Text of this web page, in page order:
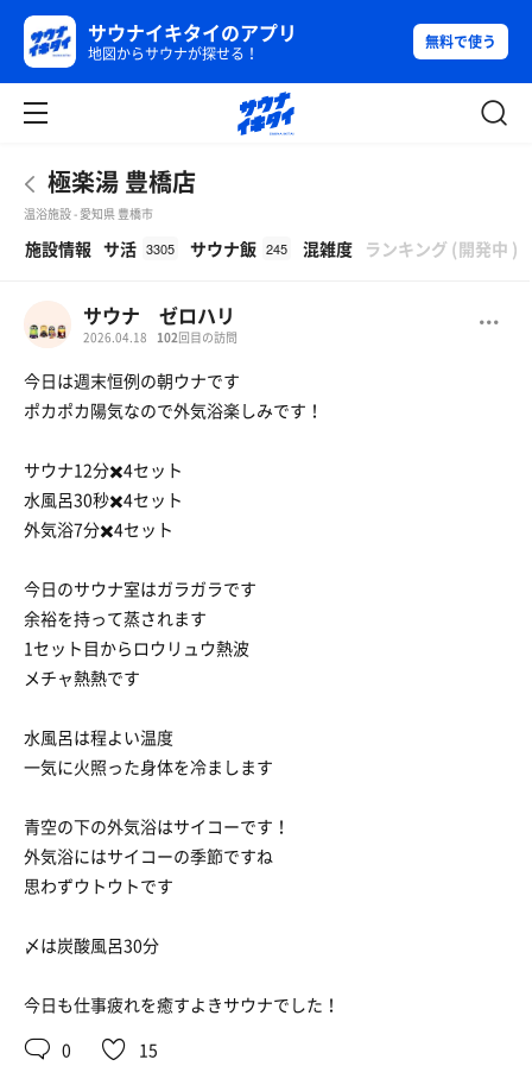
サウナイキタイのアプリ
地図からサウナが探せる！
無料で使う
極楽湯 豊橋店
温浴施設 - 愛知県 豊橋市
施設情報 サ活 3305 サウナ飯 245 混雑度 ランキング (開発中 )
サウナ ゼロハリ
2026.04.18 102回目の訪問
今日は週末恒例の朝ウナです
ポカポカ陽気なので外気浴楽しみです！
サウナ12分✖️4セット
水風呂30秒✖️4セット
外気浴7分✖️4セット
今日のサウナ室はガラガラです
余裕を持って蒸されます
1セット目からロウリュウ熱波
メチャ熱熱です
水風呂は程よい温度
一気に火照った身体を冷まします
青空の下の外気浴はサイコーです！
外気浴にはサイコーの季節ですね
思わずウトウトです
〆は炭酸風呂30分
今日も仕事疲れを癒すよきサウナでした！
0
15